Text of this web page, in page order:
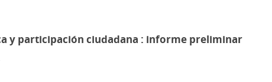
y participación ciudadana : informe preliminar